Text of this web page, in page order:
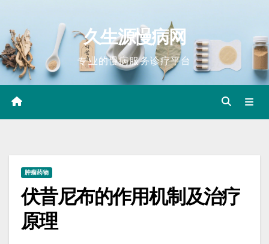
content
久生源慢病网
专业的慢病服务诊疗平台
肿瘤药物
伏昔尼布的作用机制及治疗
原理